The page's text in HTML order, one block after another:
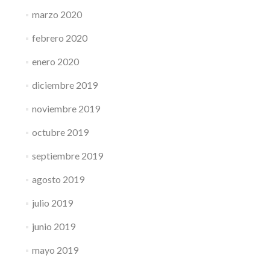
marzo 2020
febrero 2020
enero 2020
diciembre 2019
noviembre 2019
octubre 2019
septiembre 2019
agosto 2019
julio 2019
junio 2019
mayo 2019